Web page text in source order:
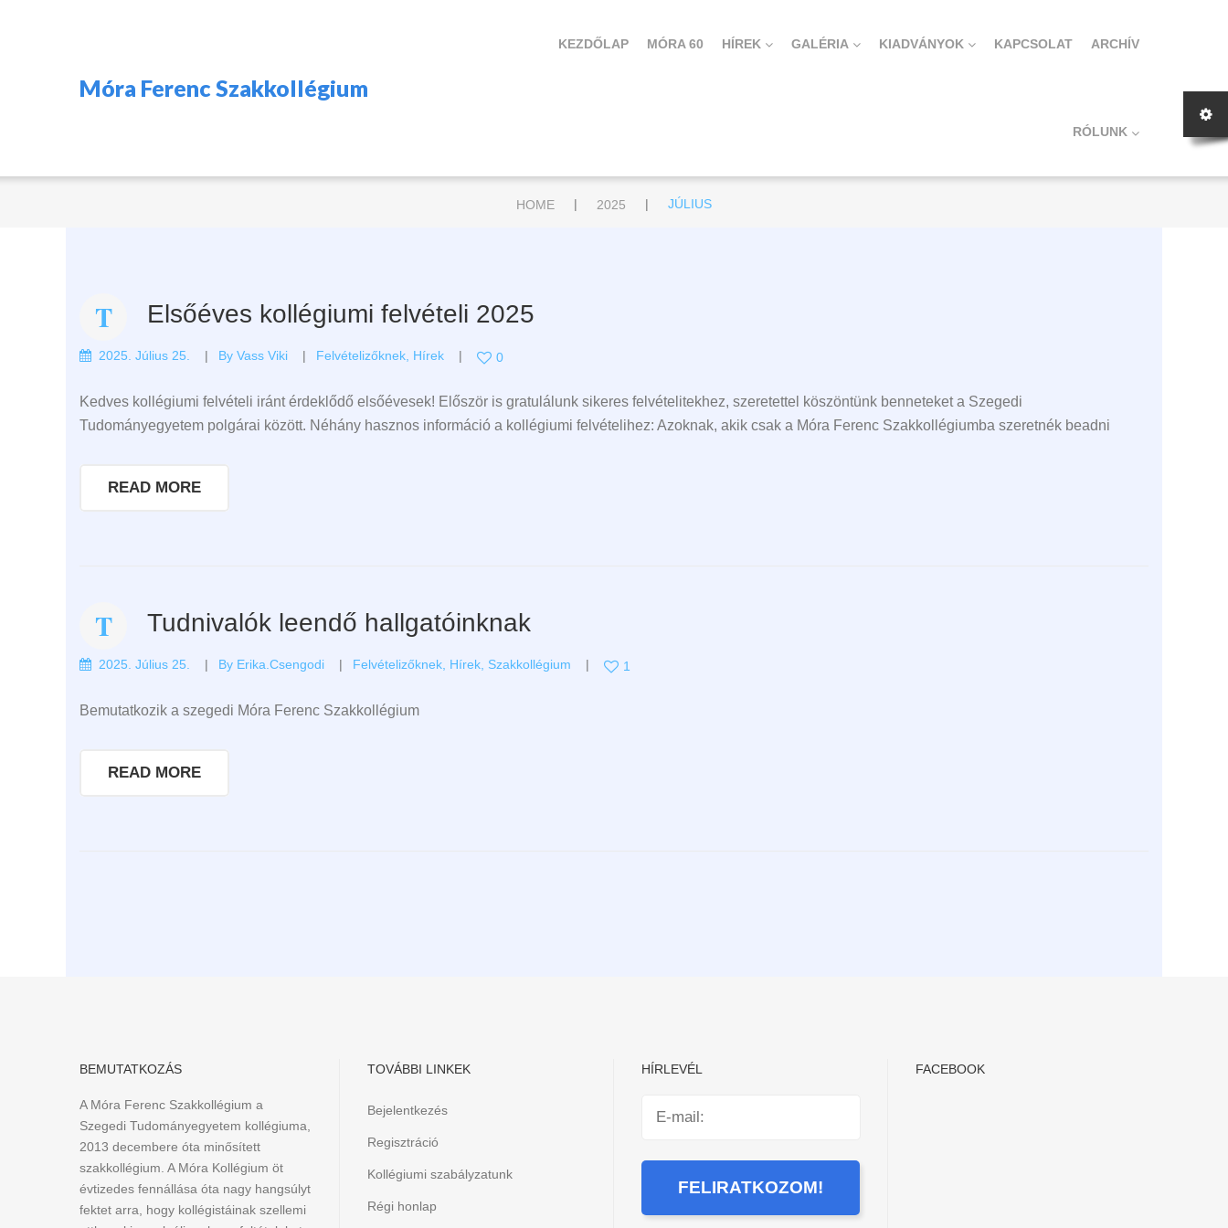
Móra Ferenc Szakkollégium
KEZDŐLAP MÓRA 60 HÍREK GALÉRIA KIADVÁNYOK KAPCSOLAT ARCHÍV
RÓLUNK
HOME | 2025 | JÚLIUS
Elsőéves kollégiumi felvételi 2025
2025. Július 25. By Vass Viki Felvételizőknek Hírek 0
Kedves kollégiumi felvételi iránt érdeklődő elsőévesek! Először is gratulálunk sikeres felvételitekhez, szeretettel köszöntünk benneteket a Szegedi
Tudományegyetem polgárai között. Néhány hasznos információ a kollégiumi felvételihez: Azoknak, akik csak a Móra Ferenc Szakkollégiumba szeretnék beadni
READ MORE
Tudnivalók leendő hallgatóinknak
2025. Július 25. By Erika.csengodi Felvételizőknek Hírek Szakkollégium 1
Bemutatkozik a szegedi Móra Ferenc Szakkollégium
READ MORE
BEMUTATKOZÁS
A Móra Ferenc Szakkollégium a
Szegedi Tudományegyetem kollégiuma,
2013 decembere óta minősített
szakkollégium. A Móra Kollégium öt
évtizedes fennállása óta nagy hangsúlyt
fektet arra, hogy kollégistáinak szellemi
TOVÁBBI LINKEK
Bejelentkezés
Regisztráció
Kollégiumi szabályzatunk
Régi honlap
HÍRLEVÉL FACEBOOK